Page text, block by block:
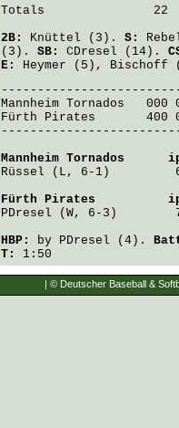
Totals               22
2B: Knüttel (3). S:
(3). SB: CDresel (14).
E: Heymer (5), Bischoff
Mannheim Tornados
000
Fürth Pirates
400
Mannheim Tornados
Rüssel (L, 6-1)
Fürth Pirates
PDresel (W, 6-3)
HBP: by PDresel (4).
T:
1:50
| © Deutscher Baseball &